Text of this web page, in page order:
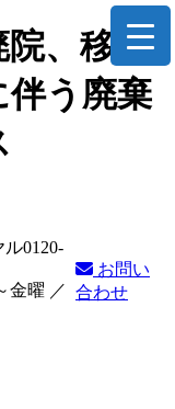
、移
伴う廃棄
0120-
金曜 ／
お問い
合わせ